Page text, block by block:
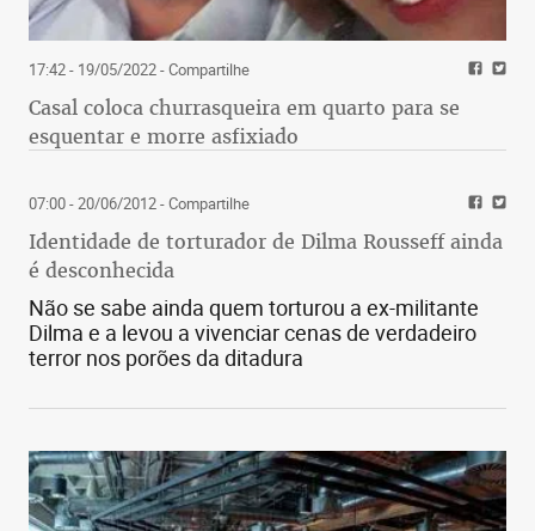
17:42 - 19/05/2022- Compartilhe
Casal coloca churrasqueira em quarto para se
esquentar e morre asfixiado
07:00 - 20/06/2012- Compartilhe
Identidade de torturador de Dilma Rousseff ainda
é desconhecida
Não se sabe ainda quem torturou a ex-militante
Dilma e a levou a vivenciar cenas de verdadeiro
terror nos porões da ditadura